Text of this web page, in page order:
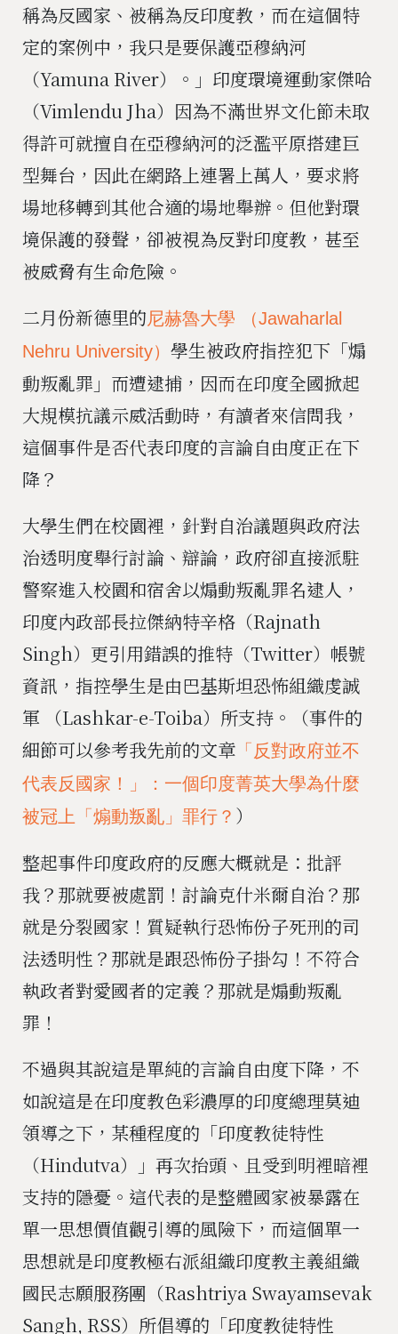
稱為反國家、被稱為反印度教，而在這個特
定的案例中，我只是要保護亞穆納河
（Yamuna River）。」印度環境運動家傑哈
（Vimlendu Jha）因為不滿世界文化節未取
得許可就擅自在亞穆納河的泛濫平原搭建巨
型舞台，因此在網路上連署上萬人，要求將
場地移轉到其他合適的場地舉辦。但他對環
境保護的發聲，卻被視為反對印度教，甚至
被威脅有生命危險。
二月份新德里的尼赫魯大學 （Jawaharlal
Nehru University） 學生被政府指控犯下「煽
動叛亂罪」而遭逮捕，因而在印度全國掀起
大規模抗議示威活動時，有讀者來信問我，
這個事件是否代表印度的言論自由度正在下
降？
大學生們在校園裡，針對自治議題與政府法
治透明度舉行討論、辯論，政府卻直接派駐
警察進入校園和宿舍以煽動叛亂罪名逮人，
印度內政部長拉傑納特辛格（Rajnath
Singh）更引用錯誤的推特（Twitter）帳號
資訊，指控學生是由巴基斯坦恐怖組織虔誠
軍 （Lashkar-e-Toiba）所支持。（事件的
細節可以參考我先前的文章 「反對政府並不
代表反國家！」：一個印度菁英大學為什麼
被冠上「煽動叛亂」罪行？ ）
整起事件印度政府的反應大概就是：批評
我？那就要被處罰！討論克什米爾自治？那
就是分裂國家！質疑執行恐怖份子死刑的司
法透明性？那就是跟恐怖份子掛勾！不符合
執政者對愛國者的定義？那就是煽動叛亂
罪！
不過與其說這是單純的言論自由度下降，不
如說這是在印度教色彩濃厚的印度總理莫迪
領導之下，某種程度的「印度教徒特性
（Hindutva）」再次抬頭、且受到明裡暗裡
支持的隱憂。這代表的是整體國家被暴露在
單一思想價值觀引導的風險下，而這個單一
思想就是印度教極右派組織印度教主義組織
國民志願服務團（Rashtriya Swayamsevak
Sangh, RSS）所倡導的「印度教徒特性